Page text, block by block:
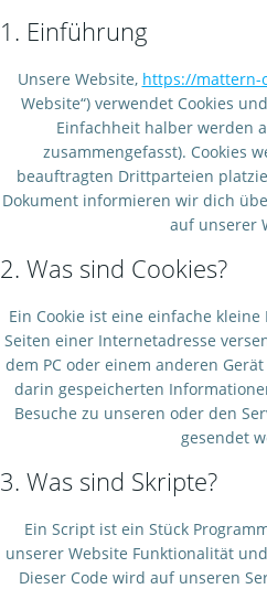
1. Einführung
Unsere Website, https://mattern-
Website“) verwendet Cookies
Einfachheit halber werden
zusammengefasst). Cookies
beauftragten Drittparteien
Dokument informieren wir dich
auf unserer
2. Was sind Cookies?
Ein Cookie ist eine einfache
Seiten einer Internetadresse
dem PC oder einem anderen
darin gespeicherten
Besuche zu unseren oder den
gesendet
3. Was sind Skripte?
Ein Script ist ein Stück
unserer Website Funktionalität
Dieser Code wird auf unseren